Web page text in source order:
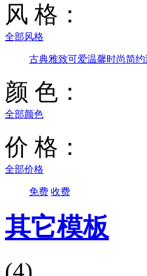
风 格：
全部风格
古典雅致可爱温馨时尚简约
颜 色：
全部颜色
价 格：
全部价格
免费 收费
其它模板